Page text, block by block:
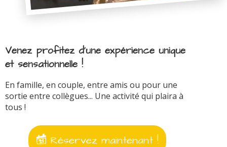
Venez profitez d'une expérience unique
et sensationnelle !
En famille, en couple, entre amis ou pour une
sortie entre collègues... Une activité qui plaira à
tous !
Réservez maintenant !